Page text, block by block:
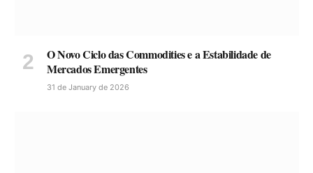
O Novo Ciclo das Commodities e a Estabilidade de
Mercados Emergentes
31 de January de 2026